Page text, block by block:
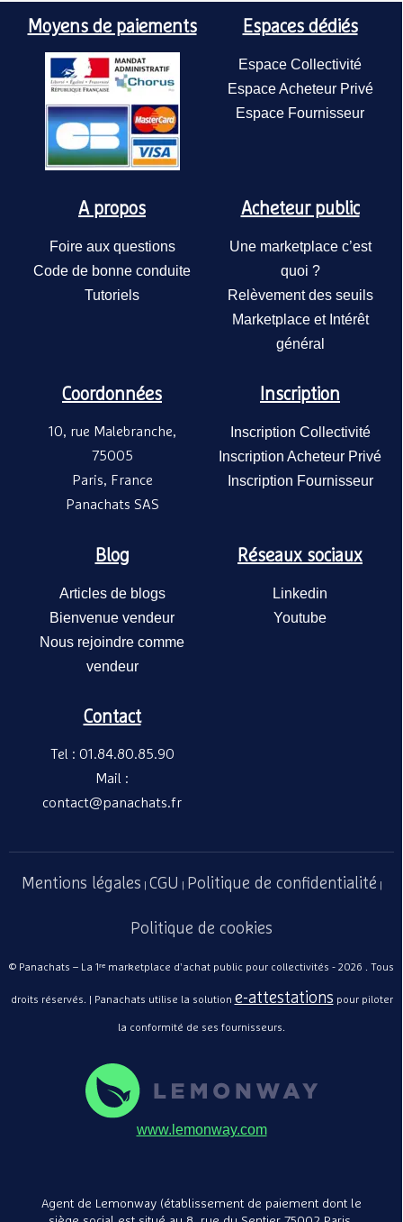
Lit bas Marmotte enfant
(empilable) – Tmobilier
A partir de 146,50€
Matelas Marmotte pour
lit surélevé et lit bas
enfant 120x60 –
Tmobilier
TMOBILIER
Lit surélevé enfant
TMOBILIER
A partir de 289,10€
Chaise 4 pieds Adell
coque bleue – Tmobilier
193,32€
Moyens de paiements Espaces dédiés
Espace Collectivité
Espace Acheteur Privé
Espace Fournisseur
A propos
Foire aux questions
Code de bonne conduite
Tutoriels
Acheteur public
Une marketplace c’est
quoi ?
Relèvement des seuils
Marketplace et Intérêt
général
Coordonnées
10, rue Malebranche,
75005
Paris, France
Panachats SAS
Inscription
Inscription Collectivité
Inscription Acheteur Privé
Inscription Fournisseur
Blog
Articles de blogs
Bienvenue vendeur
Nous rejoindre comme
vendeur
Réseaux sociaux
Linkedin
Youtube
Contact
Tel : 01.84.80.85.90
Mail :
contact@panachats.fr
Mentions légales CGU Politique de confidentialité
Politique de cookies
© Panachats – La 1ʳᵉ marketplace d'achat public pour collectivités - 2026 . Tous
droits réservés. | Panachats utilise la solution e-attestations pour piloter
la conformité de ses fournisseurs.
www.lemonway.com
Agent de Lemonway (établissement de paiement dont le